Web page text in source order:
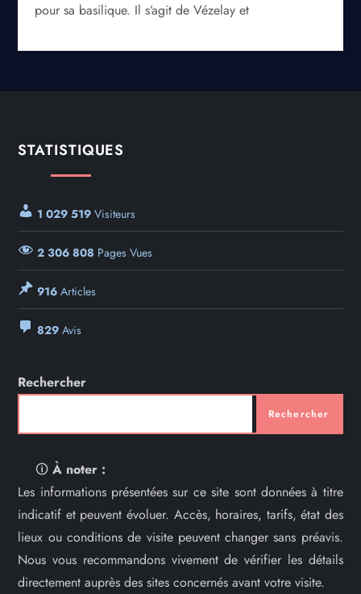
pour sa basilique. Il s’agit de Vézelay et
STATISTIQUES
1 029 519 Visiteurs
2 306 808 Pages Vues
916 Articles
829 Avis
Rechercher
Rechercher
🛈À noter :
Les informations présentées sur ce site sont données à titre
indicatif et peuvent évoluer. Accès, horaires, tarifs, état des
lieux ou conditions de visite peuvent changer sans préavis.
Nous vous recommandons vivement de vérifier les détails
directement auprès des sites concernés avant votre visite.